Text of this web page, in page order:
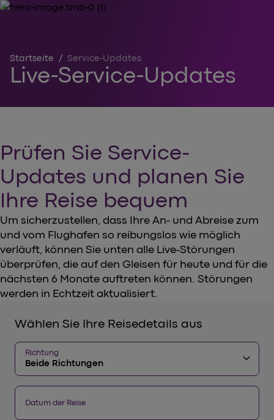
Startseite / Service-Updates
Live-Service-Updates
Prüfen Sie Service-
Updates und planen Sie
Ihre Reise bequem
Um sicherzustellen, dass Ihre An- und Abreise zum
und vom Flughafen so reibungslos wie möglich
verläuft, können Sie unten alle Live-Störungen
überprüfen, die auf den Gleisen für heute und für die
nächsten 6 Monate auftreten können. Störungen
werden in Echtzeit aktualisiert.
Wählen Sie Ihre Reisedetails aus
Richtung
Beide Richtungen keyboard_arrow_down
Datum der Reise